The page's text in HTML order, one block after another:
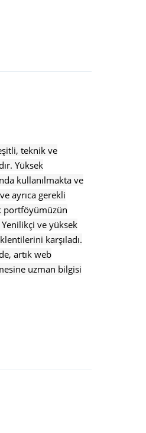
teknik ve
Yüksek
kullanılmakta ve
ayrıca gerekli
portföyümüzün
Yenilikçi ve yüksek
karşıladı.
artık web
uzman bilgisi